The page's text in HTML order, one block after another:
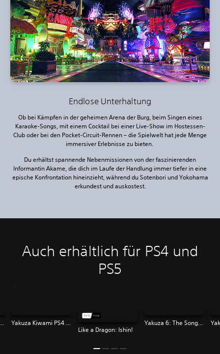
Endlose Unterhaltung
Ob bei Kämpfen in der geheimen Arena der Burg, beim Singen eines
Karaoke-Songs, mit einem Cocktail bei einer Live-Show im Hostessen-
Club oder bei den Pocket-Circuit-Rennen – die Spielwelt hat jede Menge
immersiver Erlebnisse zu bieten.
Du erhältst spannende Nebenmissionen von der faszinierenden
Informantin Akame, die dich im Laufe der Handlung immer tiefer in eine
epische Konfrontation hineinzieht, während du Sotenbori und Yokohama
erkundest und auskostest.
Auch erhältlich für PS4 und
PS5
2 PS4 & PS5
Yakuza Kiwami PS4 & PS5
Like a Dragon: Ishin!
Yakuza 6: The Song of Life